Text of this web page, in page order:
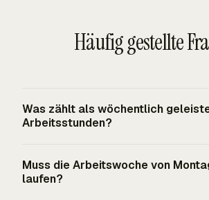
Häufig gestellte
Was zählt als wöchentlich
Arbeitsstunden?
vorgeschriebene Dienstzeit und Arbeit,
Muss die Arbeitswoche von
laufen?